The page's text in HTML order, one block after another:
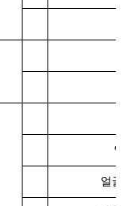
인중
얼굴전